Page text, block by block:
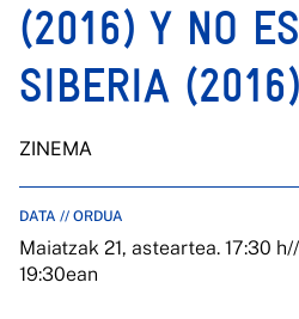
(2016) Y NO
SIBERIA (2016)
ZINEMA
DATA // ORDUA
Maiatzak 21, asteartea. 17:30
19:30ean